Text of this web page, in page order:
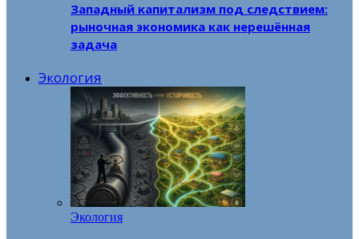
Западный капитализм под следствием:
рыночная экономика как нерешённая
задача
Экология
Экология